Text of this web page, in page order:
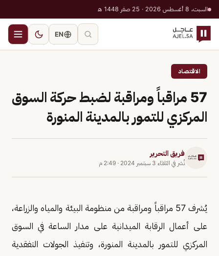
السبت، 8 أغسطس 2026 · 25 صفر 1448 هـ
EN
الاقتصاد
57 مراقباً ومراقبة لضبط حركة السوق
المركزي للتمور بالمدينة المنورة
فريق التحرير
نُشر في الثلاثاء 3 سبتمبر 2024 · 2:49 م
يُشرف 57 مراقباً ومراقبة من منظومة البيئة والمياه والزراعة،
على أعمال الرقابة الميدانية على مدار الساعة في السوق
المركزي للتمور بالمدينة المنورة، وتنفيذ الجولات التفقدية